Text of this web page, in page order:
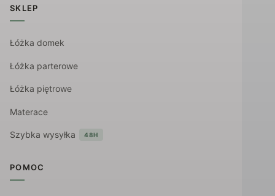
SKLEP
Łóżka domek
Łóżka parterowe
Łóżka piętrowe
Materace
Szybka wysyłka 48H
POMOC